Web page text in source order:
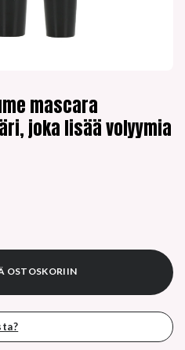
mascara
joka lisää volyymia
OSTOSKORIIN